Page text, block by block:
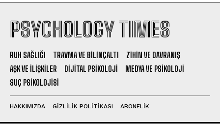
PSYCHOLOGY TIMES
RUH SAĞLIĞI TRAVMA VE BILINÇALTI
ZIHIN VE DAVRANIŞ
AŞK VE İLIŞKILER
DIJITAL PSIKOLOJI
MEDYA VE PSIKOLOJI
SUÇ PSIKOLOJISI
HAKKIMIZDA GIZLILIK POLITIKASI ABONELIK